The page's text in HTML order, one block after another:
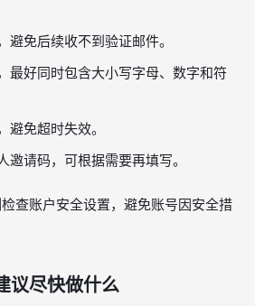
避免后续收不到验证邮件。
最好同时包含大小写字母、数字和符
避免超时失效。
邀请码，可根据需要再填写。
查账户安全设置，避免账号因安全措
议尽快做什么